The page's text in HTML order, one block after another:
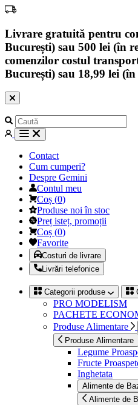
Livrare gratuită pentru
București) sau 500 lei (în
comenzilor costul
București) sau 18,99 lei
Contact
Cum cumperi?
Despre Gemini
Contul meu
Coș (0)
Produse noi în stoc
Preț isteț, promoții
Coș (0)
Favorite
Costuri de livrare
Livrări telefonice
Categorii produse
PRO MODELISM
PACHETE
Produse Alimentare
Produse Alimentare
Legume
Fructe
Inghetata
Alimente de
Alimente de